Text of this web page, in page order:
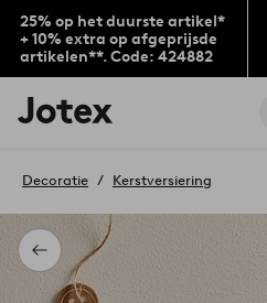
25% op het duurste artikel*
+ 10% extra op afgeprijsde
artikelen**. Code: 424882
Jotex
logo
to
home
page
Terug
Decoratie Kerstversiering